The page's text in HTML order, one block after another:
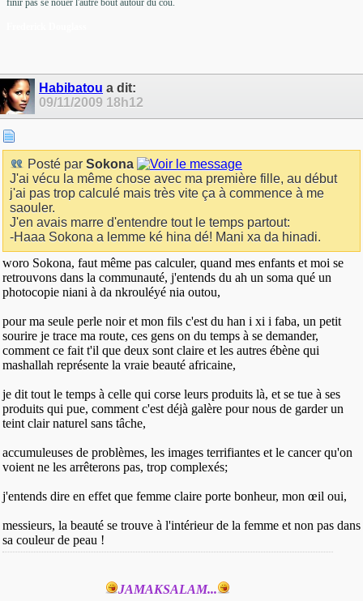
Habibatou a dit:
09/11/2009 18h12
Posté par Sokona
J'ai vécu la même chose avec ma première fille, au début
j'ai pas trop calculé mais très vite ça à commence à me
saouler.
J'en avais marre d'entendre tout le temps partout:
-Haaa Sokona a lemme ké hina dé! Mani xa da hinadi.
woro Sokona, faut même pas calculer, quand mes enfants et moi se
retrouvons dans la communauté, j'entends du ah un soma qué un
photocopie niani à da nkrouléyé nia outou,
pour ma seule perle noir et mon fils c'est du han i xi i faba, un petit
sourire je trace ma route, ces gens on du temps à se demander,
comment ce fait t'il que deux sont claire et les autres ébène qui
mashallah représente la vraie beauté africaine,
je dit tout le temps à celle qui corse leurs produits là, et se tue à ses
produits qui pue, comment c'est déjà galère pour nous de garder un
teint clair naturel sans tâche,
accumuleuses de problèmes, les images terrifiantes et le cancer qu'on
voient ne les arrêterons pas, trop complexés;
j'entends dire en effet que femme claire porte bonheur, mon œil oui,
messieurs, la beauté se trouve à l'intérieur de la femme et non pas dans
sa couleur de peau !
JAMAKSALAM...